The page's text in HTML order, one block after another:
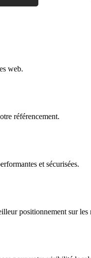
web.
référencement.
et sécurisées.
positionnement sur les